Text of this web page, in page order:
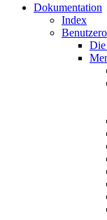
Dokumentation
Index